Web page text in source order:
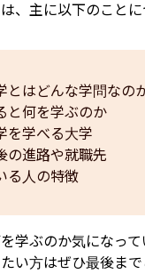
、主に以下のこと
とはどんな学問なの
と何を学ぶのか
を学べる大学
の進路や就職先
る人の特徴
学ぶのか気になっ
い方はぜひ最後まで